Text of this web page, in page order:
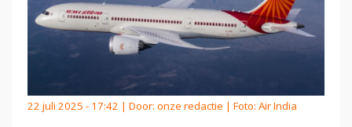
22 juli 2025 - 17:42 | Door: onze redactie | Foto: Air India